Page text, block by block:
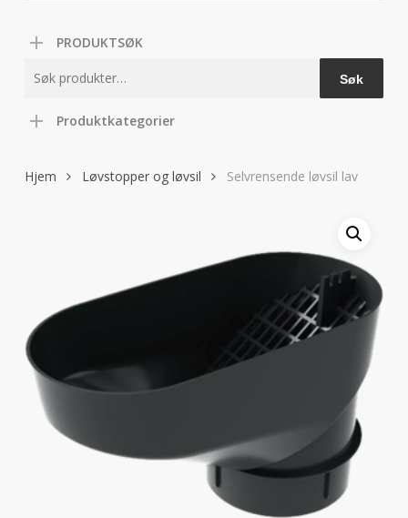
PRODUKTSØK
etter:
Søk
Produktkategorier
Hjem Løvstopper og løvsil Selvrensende løvsil lav